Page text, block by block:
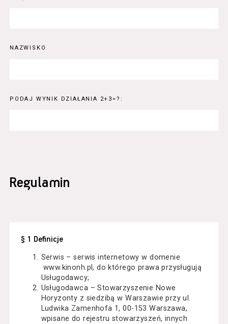
NAZWISKO
PODAJ WYNIK DZIAŁANIA 2+3=?:
Regulamin
§ 1 Definicje
Serwis – serwis internetowy w domenie
www.kinonh.pl, do którego prawa przysługują
Usługodawcy;
Usługodawca – Stowarzyszenie Nowe
Horyzonty z siedzibą w Warszawie przy ul.
Ludwika Zamenhofa 1, 00-153 Warszawa,
wpisane do rejestru stowarzyszeń, innych